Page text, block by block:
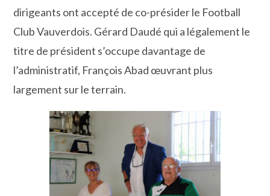
dirigeants ont accepté de co-présider le Football
Club Vauverdois. Gérard Daudé qui a légalement le
titre de président s’occupe davantage de
l’administratif, François Abad œuvrant plus
largement sur le terrain.